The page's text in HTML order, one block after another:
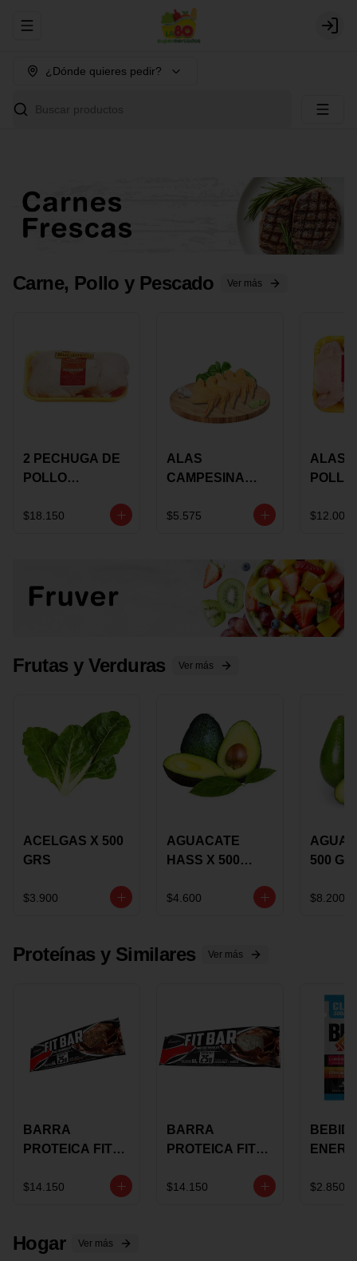
Abrir menu de navegación Login
¿Dónde quieres pedir?
Buscar productos
Carne, Pollo y Pescado Ver más
2 PECHUGA DE
POLLO
MARINADA X
$18.150
ALAS
CAMPESINA
COSTILLAR A
$5.575
ALAS
POLLO
$12.000
Frutas y Verduras Ver más
ACELGAS X 500
GRS
$3.900
AGUACATE
HASS X 500
$4.600
500
$8.200
Proteínas y Similares Ver más
BARRA
PROTEICA FIT
CHOCOLATE X
$14.150
BARRA
PROTEICA FIT
GRS
$14.150
STACK 6G
$2.850
Hogar Ver más